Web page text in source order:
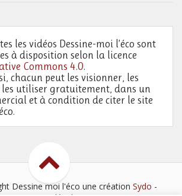
les vidéos Dessine-moi l’éco sont
à disposition selon la licence
Commons 4.0.
chacun peut les visionner, les
utiliser gratuitement, dans un
et à condition de citer le site
Dessine moi l'éco une création Sydo -